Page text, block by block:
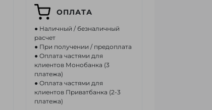
ОПЛАТА
● Наличный / безналичный
расчет
● При получении / предоплата
● Оплата частями для
клиентов Монобанка (3
платежа)
● Оплата частями для
клиентов Приватбанка (2-3
платежа)